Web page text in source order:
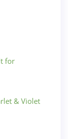
for
& Violet